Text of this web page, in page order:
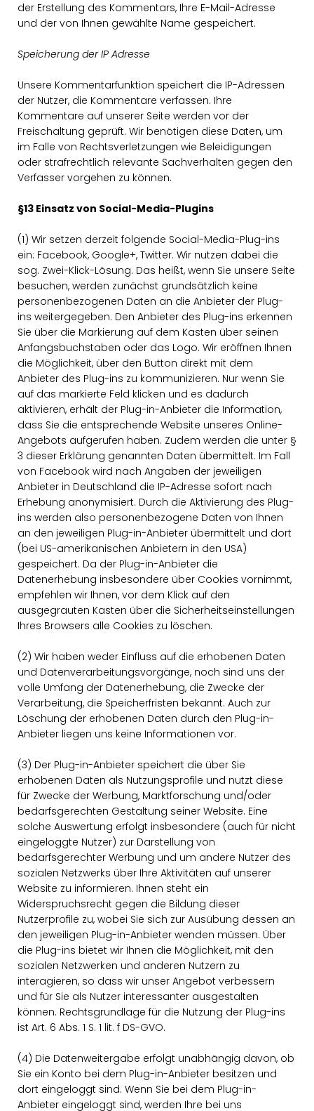
der Erstellung des Kommentars, Ihre E-Mail-Adresse
und der von Ihnen gewählte Name gespeichert.
Speicherung der IP Adresse
Unsere Kommentarfunktion speichert die IP-Adressen
der Nutzer, die Kommentare verfassen. Ihre
Kommentare auf unserer Seite werden vor der
Freischaltung geprüft. Wir benötigen diese Daten, um
im Falle von Rechtsverletzungen wie Beleidigungen
oder strafrechtlich relevante Sachverhalten gegen den
Verfasser vorgehen zu können.
§13 Einsatz von Social-Media-Plugins
(1) Wir setzen derzeit folgende Social-Media-Plug-ins
ein: Facebook, Google+, Twitter. Wir nutzen dabei die
sog. Zwei-Klick-Lösung. Das heißt, wenn Sie unsere Seite
besuchen, werden zunächst grundsätzlich keine
personenbezogenen Daten an die Anbieter der Plug-
ins weitergegeben. Den Anbieter des Plug-ins erkennen
Sie über die Markierung auf dem Kasten über seinen
Anfangsbuchstaben oder das Logo. Wir eröffnen Ihnen
die Möglichkeit, über den Button direkt mit dem
Anbieter des Plug-ins zu kommunizieren. Nur wenn Sie
auf das markierte Feld klicken und es dadurch
aktivieren, erhält der Plug-in-Anbieter die Information,
dass Sie die entsprechende Website unseres Online-
Angebots aufgerufen haben. Zudem werden die unter §
3 dieser Erklärung genannten Daten übermittelt. Im Fall
von Facebook wird nach Angaben der jeweiligen
Anbieter in Deutschland die IP-Adresse sofort nach
Erhebung anonymisiert. Durch die Aktivierung des Plug-
ins werden also personenbezogene Daten von Ihnen
an den jeweiligen Plug-in-Anbieter übermittelt und dort
(bei US-amerikanischen Anbietern in den USA)
gespeichert. Da der Plug-in-Anbieter die
Datenerhebung insbesondere über Cookies vornimmt,
empfehlen wir Ihnen, vor dem Klick auf den
ausgegrauten Kasten über die Sicherheitseinstellungen
Ihres Browsers alle Cookies zu löschen.
(2) Wir haben weder Einfluss auf die erhobenen Daten
und Datenverarbeitungsvorgänge, noch sind uns der
volle Umfang der Datenerhebung, die Zwecke der
Verarbeitung, die Speicherfristen bekannt. Auch zur
Löschung der erhobenen Daten durch den Plug-in-
Anbieter liegen uns keine Informationen vor.
(3) Der Plug-in-Anbieter speichert die über Sie
erhobenen Daten als Nutzungsprofile und nutzt diese
für Zwecke der Werbung, Marktforschung und/oder
bedarfsgerechten Gestaltung seiner Website. Eine
solche Auswertung erfolgt insbesondere (auch für nicht
eingeloggte Nutzer) zur Darstellung von
bedarfsgerechter Werbung und um andere Nutzer des
sozialen Netzwerks über Ihre Aktivitäten auf unserer
Website zu informieren. Ihnen steht ein
Widerspruchsrecht gegen die Bildung dieser
Nutzerprofile zu, wobei Sie sich zur Ausübung dessen an
den jeweiligen Plug-in-Anbieter wenden müssen. Über
die Plug-ins bietet wir Ihnen die Möglichkeit, mit den
sozialen Netzwerken und anderen Nutzern zu
interagieren, so dass wir unser Angebot verbessern
und für Sie als Nutzer interessanter ausgestalten
können. Rechtsgrundlage für die Nutzung der Plug-ins
ist Art. 6 Abs. 1 S. 1 lit. f DS-GVO.
(4) Die Datenweitergabe erfolgt unabhängig davon, ob
Sie ein Konto bei dem Plug-in-Anbieter besitzen und
dort eingeloggt sind. Wenn Sie bei dem Plug-in-
Anbieter eingeloggt sind, werden Ihre bei uns